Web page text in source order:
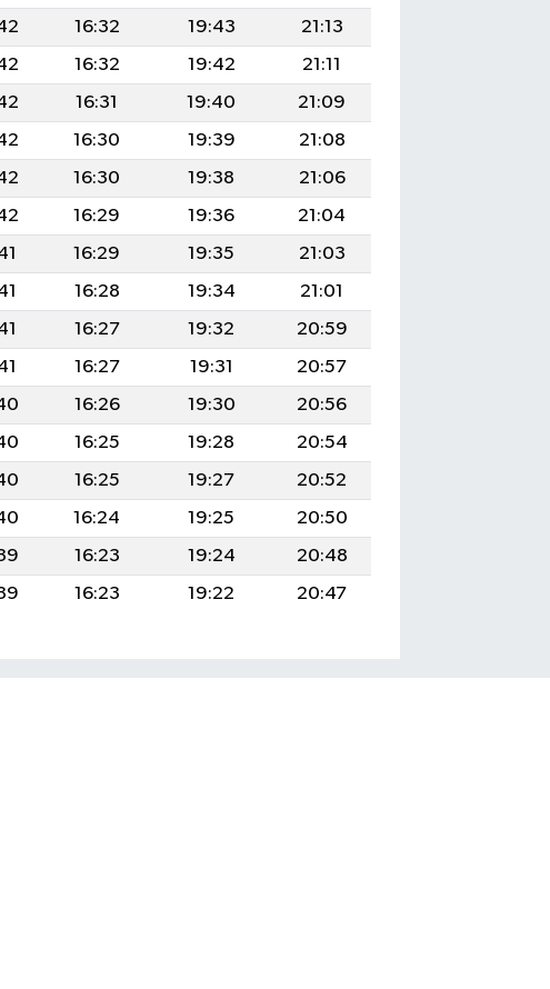
16:32 19:43
21:13
16:32 19:42
21:11
16:31 19:40
21:09
16:30 19:39
21:08
16:30 19:38
21:06
16:29 19:36
21:04
16:29 19:35
21:03
16:28 19:34
21:01
16:27 19:32
20:59
16:27 19:31
20:57
16:26 19:30
20:56
16:25 19:28
20:54
16:25 19:27
20:52
16:24 19:25
20:50
16:23 19:24
20:48
16:23 19:22 20:47